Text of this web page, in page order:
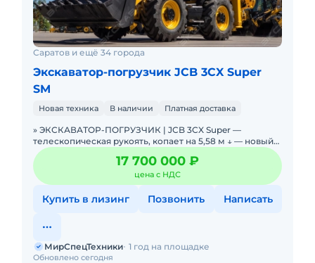
Саратов и ещё 34 города
Экскаватор-погрузчик JCB 3CX Super
SM
Новая техника В наличии Платная доставка
» ЭКСКАВАТОР-ПОГРУЗЧИК | JCB 3CX Super —
телескопическая рукоять, копает на 5,58 м ↓ — новый
2025 г., Великобритания. В НАЛИЧИИ. Можно в
17 700 000 ₽
цена с НДС
Купить в лизинг Позвонить Написать
Обновлено сегодня
МирСпецТехники 1 год на площадке